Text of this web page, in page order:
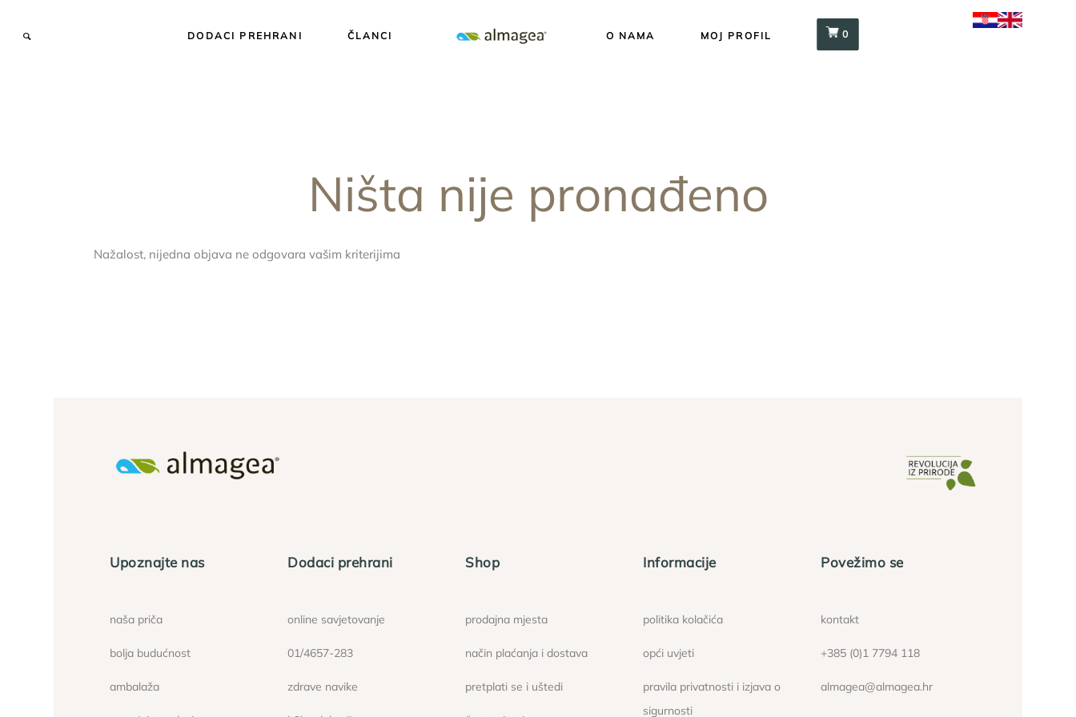
DODACI PREHRANI ČLANCI O NAMA MOJ PROFIL 0
Ništa nije pronađeno
Nažalost, nijedna objava ne odgovara vašim kriterijima
Upoznajte nas
naša priča
bolja budućnost
ambalaža
Dodaci prehrani
online savjetovanje
01/4657-283
zdrave navike
Shop
prodajna mjesta
način plaćanja i dostava
pretplati se i uštedi
Informacije
politika kolačića
opći uvjeti
pravila privatnosti i izjava o
sigurnosti
Povežimo se
kontakt
+385 (0)1 7794 118
almagea@almagea.hr